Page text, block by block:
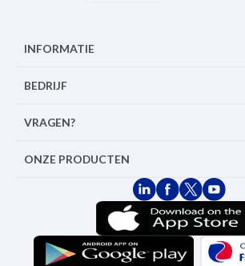
INFORMATIE
BEDRIJF
VRAGEN?
ONZE PRODUCTEN